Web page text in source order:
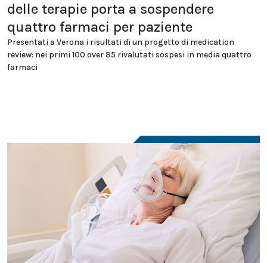
delle terapie porta a sospendere
quattro farmaci per paziente
Presentati a Verona i risultati di un progetto di medication
review: nei primi 100 over 85 rivalutati sospesi in media quattro
farmaci